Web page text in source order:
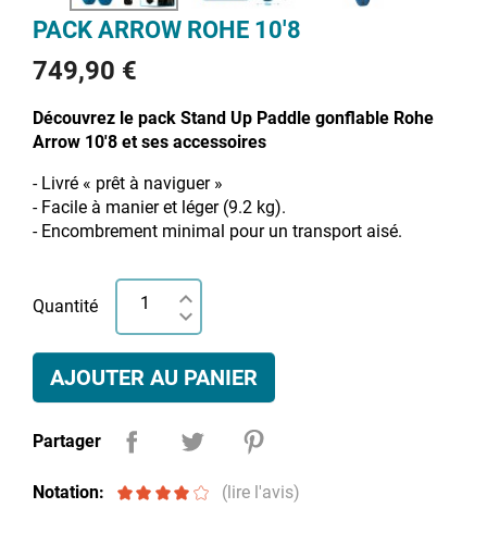
PACK ARROW ROHE 10'8
749,90 €
Découvrez le pack Stand Up Paddle gonflable Rohe
Arrow 10'8 et ses accessoires
- Livré « prêt à naviguer »
- Facile à manier et léger (9.2 kg).
- Encombrement minimal pour un transport aisé.
Quantité
AJOUTER AU PANIER
Partager
Notation: (lire l'avis)